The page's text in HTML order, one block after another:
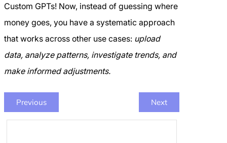
Custom GPTs! Now, instead of guessing where
money goes, you have a systematic approach
that works across other use cases: upload
data, analyze patterns, investigate trends, and
make informed adjustments.
Previous Next